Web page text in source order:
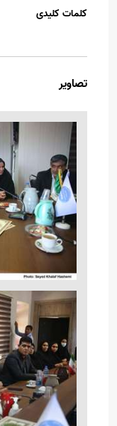
کلمات کلیدی
تصاویر